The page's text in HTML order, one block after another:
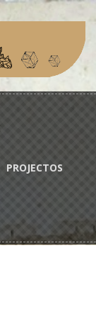
PROJECTOS